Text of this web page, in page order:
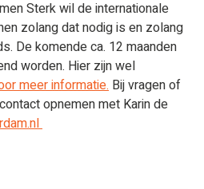
Sterk wil de internationale
zolang dat nodig is en zolang
De komende ca. 12 maanden
worden. Hier zijn wel
meer informatie. Bij vragen of
opnemen met Karin de